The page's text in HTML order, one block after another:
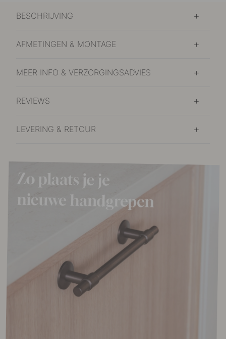
BESCHRIJVING
AFMETINGEN & MONTAGE
MEER INFO & VERZORGINGSADVIES
REVIEWS
LEVERING & RETOUR